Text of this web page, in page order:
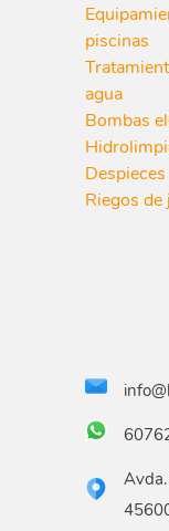
piscinas
agua
Bombas
Despieces
Riegos de